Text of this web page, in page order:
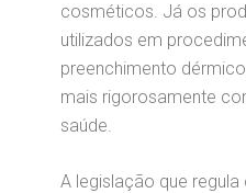
cosméticos. Já os
utilizados em
preenchimento
mais rigorosamente
saúde.
A legislação que